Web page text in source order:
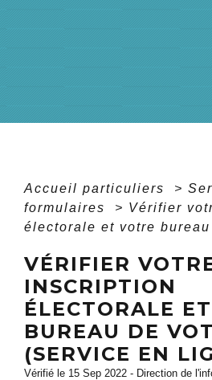
Accueil particuliers >
formulaires
> Vérifier
électorale et votre
VÉRIFIER
INSCRIPTION
ÉLECTORALE
BUREAU DE
(SERVICE EN
Vérifié le 15 Sep 2022 - Direction de